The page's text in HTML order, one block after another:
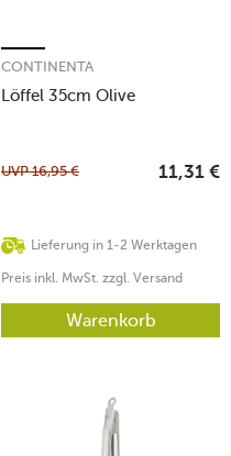
Löffel 35cm Olive
CONTINENTA
Lieferung in 1-2 Werktagen
UVP16,95 € 11,31 €
Preis inkl. MwSt. zzgl. Versand
Warenkorb